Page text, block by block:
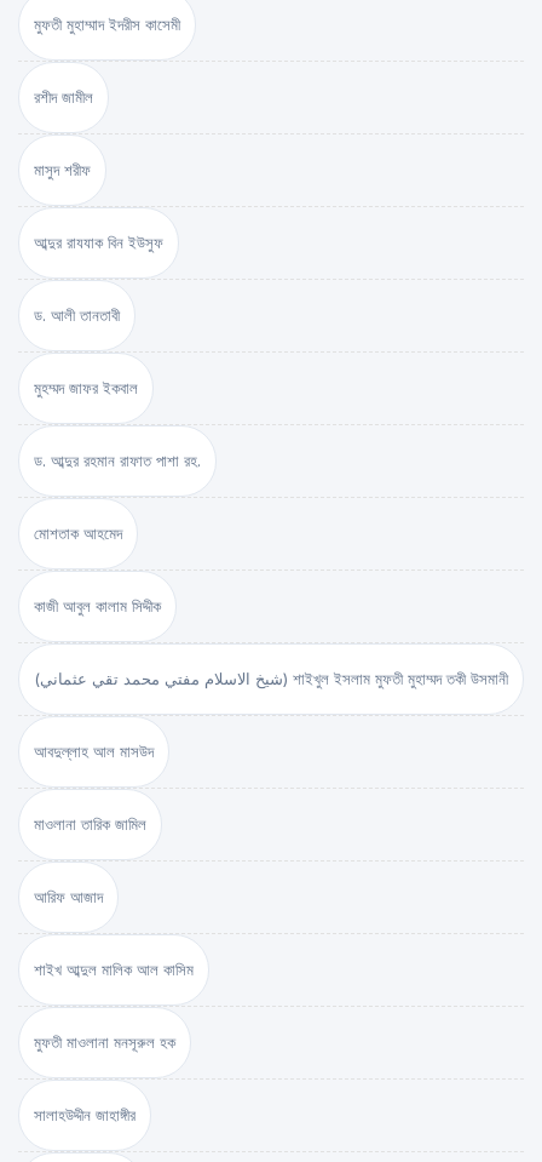
মুফতী মুহাম্মাদ ইদরীস কাসেমী
রশীদ জামীল
মাসুদ শরীফ
আব্দুর রাযযাক বিন ইউসুফ
ড. আলী তানতাবী
মুহম্মদ জাফর ইকবাল
ড. আব্দুর রহমান রাফাত পাশা রহ.
মোশতাক আহমেদ
কাজী আবুল কালাম সিদ্দীক
(شيخ الاسلام مفتي محمد تقي عثماني) শাইখুল ইসলাম মুফতী মুহাম্মদ তকী উসমানী
আবদুল্লাহ আল মাসউদ
মাওলানা তারিক জামিল
আরিফ আজাদ
শাইখ আব্দুল মালিক আল কাসিম
মুফতী মাওলানা মনসূরুল হক
সালাহউদ্দীন জাহাঙ্গীর